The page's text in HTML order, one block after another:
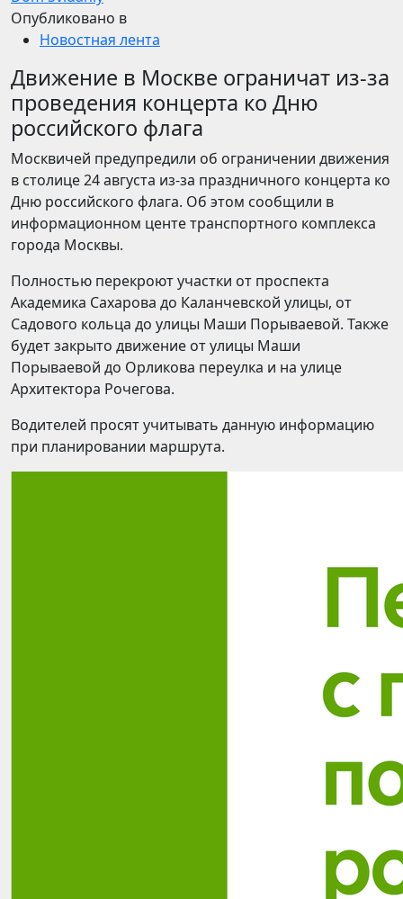
Опубликовано в
Новостная лента
Движение в Москве ограничат из-за
проведения концерта ко Дню
российского флага
Москвичей предупредили об ограничении движения
в столице 24 августа из-за праздничного концерта ко
Дню российского флага. Об этом сообщили в
информационном центе транспортного комплекса
города Москвы.
Полностью перекроют участки от проспекта
Академика Сахарова до Каланчевской улицы, от
Садового кольца до улицы Маши Порываевой. Также
будет закрыто движение от улицы Маши
Порываевой до Орликова переулка и на улице
Архитектора Рочегова.
Водителей просят учитывать данную информацию
при планировании маршрута.